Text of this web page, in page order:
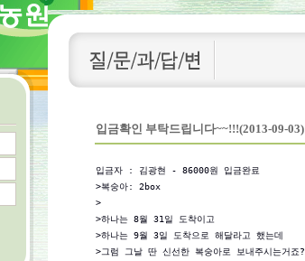
입금확인 부탁드립니다~~!!!(2013-09-03)
입금자 : 김광현 - 86000원 입금완료
>복숭아: 2box
>
>하나는 8월 31일 도착이고
>하나는 9월 3일 도착으로 해달라고 했는데
>그럼 그날 딴 신선한 복숭아로 보내주시는거죠?